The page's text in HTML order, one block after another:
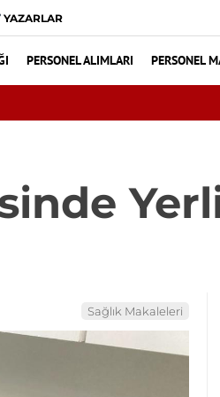
YAZARLAR
PERSONEL ALIMLARI PERSONEL
tedavisinden yararlandı
Sağlık Makaleleri